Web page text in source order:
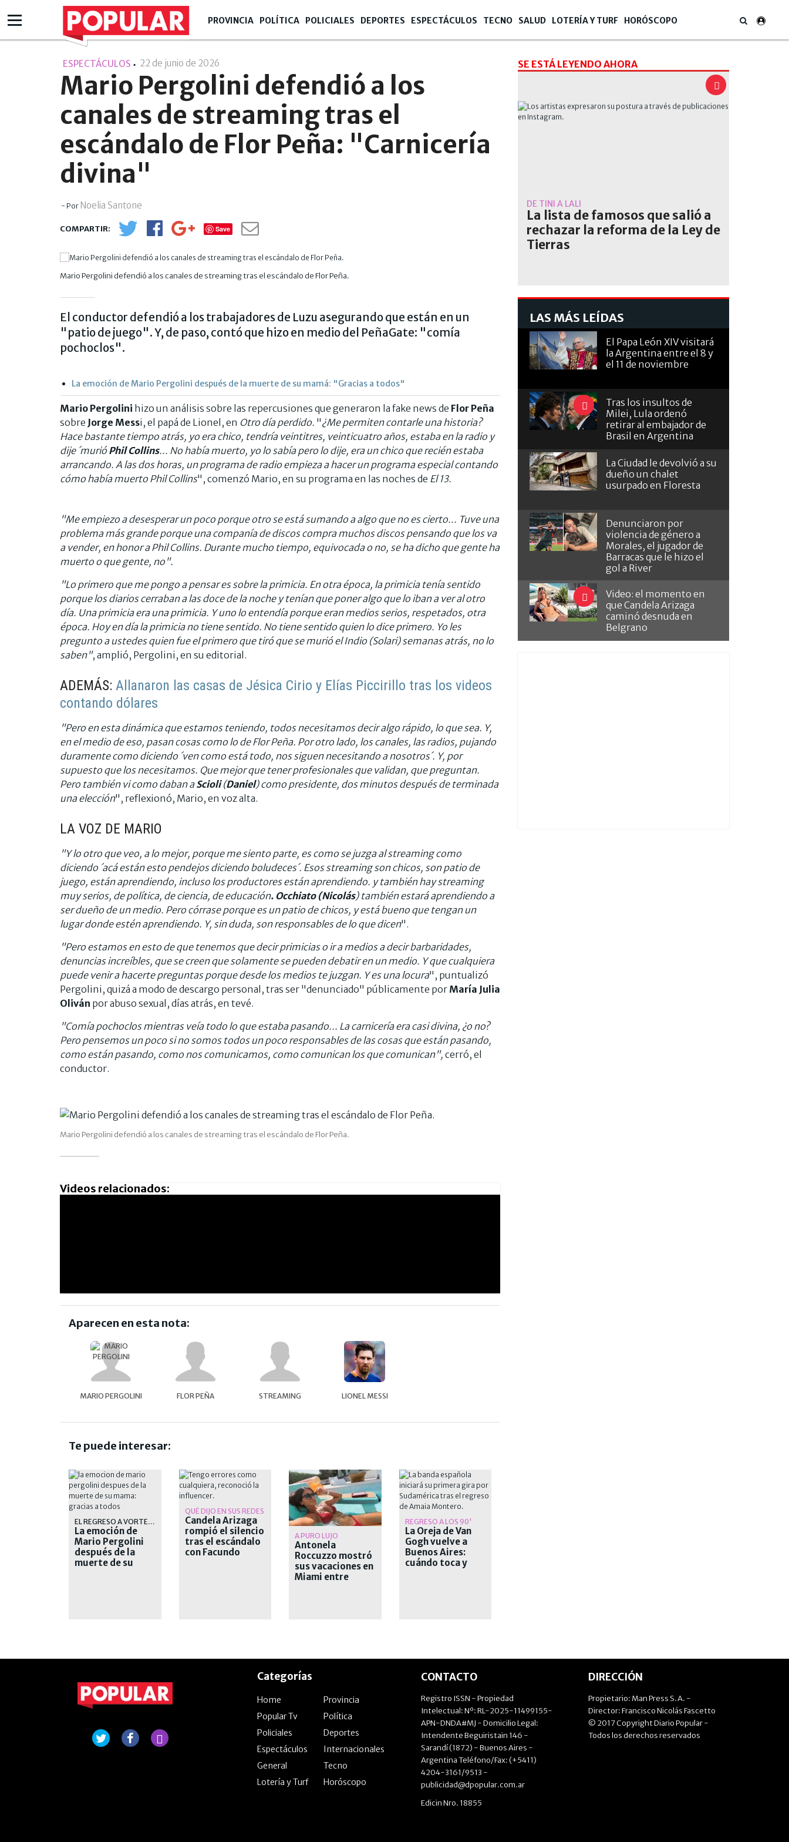
PROVINCIA POLÍTICA POLICIALES DEPORTES ESPECTÁCULOS TECNO SALUD LOTERÍA Y TURF HORÓSCOPO
ESPECTÁCULOS 22 de junio de 2026
Mario Pergolini defendió a los
canales de streaming tras el
escándalo de Flor Peña: "Carnicería
divina"
- Por Noelia Santone
Save
Mario Pergolini defendió a los canales de streaming tras el escándalo de Flor Peña.
El conductor defendió a los trabajadores de Luzu asegurando que están en un
"patio de juego". Y, de paso, contó que hizo en medio del PeñaGate: "comía
pochoclos".
La emoción de Mario Pergolini después de la muerte de su mamá: "Gracias a todos"
Mario Pergolini hizo un análisis sobre las repercusiones que generaron la fake news de Flor Peña
sobre Jorge Messi, el papá de Lionel, en Otro día perdido. "¿Me permiten contarle una historia?
Hace bastante tiempo atrás, yo era chico, tendría veintitres, veinticuatro años, estaba en la radio y
dije ´murióPhil Collins... No había muerto, yo lo sabía pero lo dije, era un chico que recién estaba
arrancando. A las dos horas, un programa de radio empieza a hacer un programa especial contando
cómo había muerto Phil Collins", comenzó Mario, en su programa en las noches de El 13.
"Me empiezo a desesperar un poco porque otro se está sumando a algo que no es cierto... Tuve una
problema más grande porque una companía de discos compra muchos discos pensando que los va
a vender, en honor a Phil Collins. Durante mucho tiempo, equivocada o no, se ha dicho que gente ha
muerto o que gente, no".
"Lo primero que me pongo a pensar es sobre la primicia. En otra época, la primicia tenía sentido
porque los diarios cerraban a las doce de la noche y tenían que poner algo que lo iban a ver al otro
día. Una primicia era una primicia. Y uno lo entendía porque eran medios serios, respetados, otra
época. Hoy en día la primicia no tiene sentido. No tiene sentido quien lo dice primero. Yo les
pregunto a ustedes quien fue el primero que tiró que se murió el Indio (Solari) semanas atrás, no lo
saben", amplió, Pergolini, en su editorial.
ADEMÁS: Allanaron las casas de Jésica Cirio y Elías Piccirillo tras los videos
contando dólares
"Pero en esta dinámica que estamos teniendo, todos necesitamos decir algo rápido, lo que sea. Y,
en el medio de eso, pasan cosas como lo de Flor Peña. Por otro lado, los canales, las radios, pujando
duramente como diciendo ´ven como está todo, nos siguen necesitando a nosotros´. Y, por
supuesto que los necesitamos. Que mejor que tener profesionales que validan, que preguntan.
Pero también vi como daban aScioli(Daniel) como presidente, dos minutos después de terminada
una elección", reflexionó, Mario, en voz alta.
LA VOZ DE MARIO
"Y lo otro que veo, a lo mejor, porque me siento parte, es como se juzga al streaming como
diciendo ´acá están esto pendejos diciendo boludeces´. Esos streaming son chicos, son patio de
juego, están aprendiendo, incluso los productores están aprendiendo. y también hay streaming
muy serios, de política, de ciencia, de educación. Occhiato (Nicolás) también estará aprendiendo a
ser dueño de un medio. Pero córrase porque es un patio de chicos, y está bueno que tengan un
lugar donde estén aprendiendo. Y, sin duda, son responsables de lo que dicen".
"Pero estamos en esto de que tenemos que decir primicias o ir a medios a decir barbaridades,
denuncias increíbles, que se creen que solamente se pueden debatir en un medio. Y que cualquiera
puede venir a hacerte preguntas porque desde los medios te juzgan. Y es una locura", puntualizó
Pergolini, quizá a modo de descargo personal, tras ser "denunciado" públicamente por María Julia
Oliván por abuso sexual, días atrás, en tevé.
"Comía pochoclos mientras veía todo lo que estaba pasando... La carnicería era casi divina, ¿o no?
Pero pensemos un poco si no somos todos un poco responsables de las cosas que están pasando,
como están pasando, como nos comunicamos, como comunican los que comunican", cerró, el
conductor.
Mario Pergolini defendió a los canales de streaming tras el escándalo de Flor Peña.
Videos relacionados:
Aparecen en esta nota:
MARIO PERGOLINI FLOR PEÑA STREAMING LIONEL MESSI
Te puede interesar:
EL REGRESO A VORTERIX
La emoción de
Mario Pergolini
después de la
muerte de su
QUÉ DIJO EN SUS REDES
Candela Arizaga
rompió el silencio
tras el escándalo
con Facundo
A PURO LUJO
Antonela
Roccuzzo mostró
sus vacaciones en
Miami entre
REGRESO A LOS 90'
La Oreja de Van
Gogh vuelve a
Buenos Aires:
cuándo toca y
SE ESTÁ LEYENDO AHORA
DE TINI A LALI
La lista de famosos que salió a
rechazar la reforma de la Ley de
Tierras
LAS MÁS LEÍDAS
El Papa León XIV visitará
la Argentina entre el 8 y
el 11 de noviembre
Tras los insultos de
Milei, Lula ordenó
retirar al embajador de
Brasil en Argentina
La Ciudad le devolvió a su
dueño un chalet
usurpado en Floresta
Denunciaron por
violencia de género a
Morales, el jugador de
Barracas que le hizo el
gol a River
Video: el momento en
que Candela Arizaga
caminó desnuda en
Belgrano
Categorías
Home
Provincia
Popular Tv
Política
Policiales
Deportes
Espectáculos
Internacionales
General
Tecno
Lotería y Turf
Horóscopo
CONTACTO
Registro ISSN - Propiedad
Intelectual: Nº: RL-2025-11499155-
APN-DNDA#MJ - Domicilio Legal:
Intendente Beguiristain 146 -
Sarandí (1872) - Buenos Aires -
Argentina Teléfono/Fax: (+5411)
4204-3161/9513 -
publicidad@dpopular.com.ar
Edicin Nro. 18855
DIRECCIÓN
Propietario: Man Press S.A. -
Director: Francisco Nicolás Fascetto
© 2017 Copyright Diario Popular -
Todos los derechos reservados